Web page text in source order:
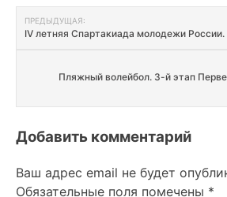
Навигация
записям
ПРЕДЫДУЩАЯ:
IV летняя Спартакиада молодежи
Пляжный волейбол. 3-й этап
Добавить комментарий
Ваш адрес email не будет
Обязательные поля помечены *